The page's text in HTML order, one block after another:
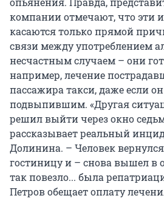
компании отмечают, что эти
касаются только прямой
связи между употреблением
несчастным случаем – они
например, лечение
пассажира такси, даже если
подвыпившим. «Другая
решил выйти через окно
рассказывает реальный
Долинина. – Человек
гостиницу и – снова вышел в
так повезло... была
Петров обещает оплату